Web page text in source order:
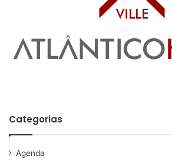
Categorias
Agenda